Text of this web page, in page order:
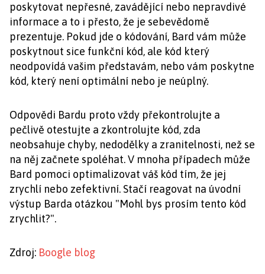
poskytovat nepřesné, zavádějící nebo nepravdivé
informace a to i přesto, že je sebevědomě
prezentuje. Pokud jde o kódování, Bard vám může
poskytnout sice funkční kód, ale kód který
neodpovídá vašim představám, nebo vám poskytne
kód, který není optimální nebo je neúplný.
Odpovědi Bardu proto vždy překontrolujte a
pečlivě otestujte a zkontrolujte kód, zda
neobsahuje chyby, nedodělky a zranitelnosti, než se
na něj začnete spoléhat. V mnoha případech může
Bard pomoci optimalizovat váš kód tím, že jej
zrychlí nebo zefektivní. Stačí reagovat na úvodní
výstup Barda otázkou "Mohl bys prosím tento kód
zrychlit?".
Zdroj: Boogle blog